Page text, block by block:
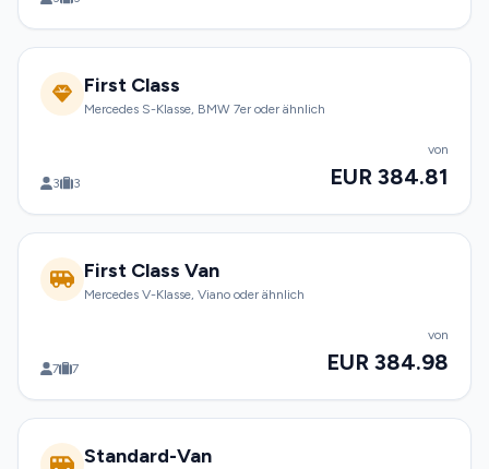
First Class
Mercedes S-Klasse, BMW 7er oder ähnlich
3 3
von
EUR 384.81
First Class Van
Mercedes V-Klasse, Viano oder ähnlich
7 7
von
EUR 384.98
Standard-Van